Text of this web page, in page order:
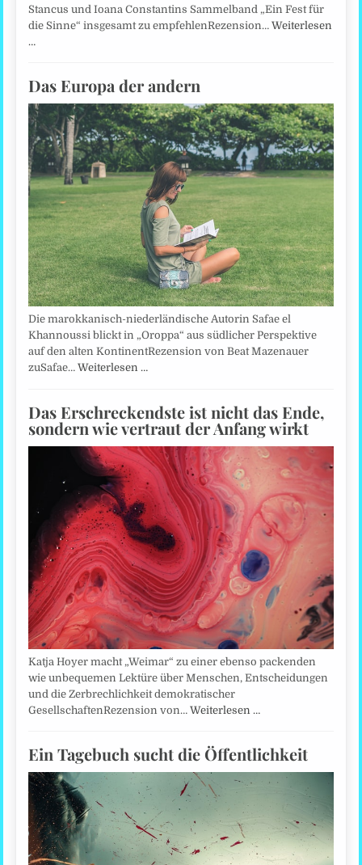
Stancus und Ioana Constantins Sammelband „Ein Fest für
die Sinne“ insgesamt zu empfehlenRezension…Weiterlesen
…
Das Europa der andern
Die marokkanisch-niederländische Autorin Safae el
Khannoussi blickt in „Oroppa“ aus südlicher Perspektive
auf den alten KontinentRezension von Beat Mazenauer
zuSafae…Weiterlesen …
Das Erschreckendste ist nicht das Ende,
sondern wie vertraut der Anfang wirkt
Katja Hoyer macht „Weimar“ zu einer ebenso packenden
wie unbequemen Lektüre über Menschen, Entscheidungen
und die Zerbrechlichkeit demokratischer
GesellschaftenRezension von…Weiterlesen …
Ein Tagebuch sucht die Öffentlichkeit